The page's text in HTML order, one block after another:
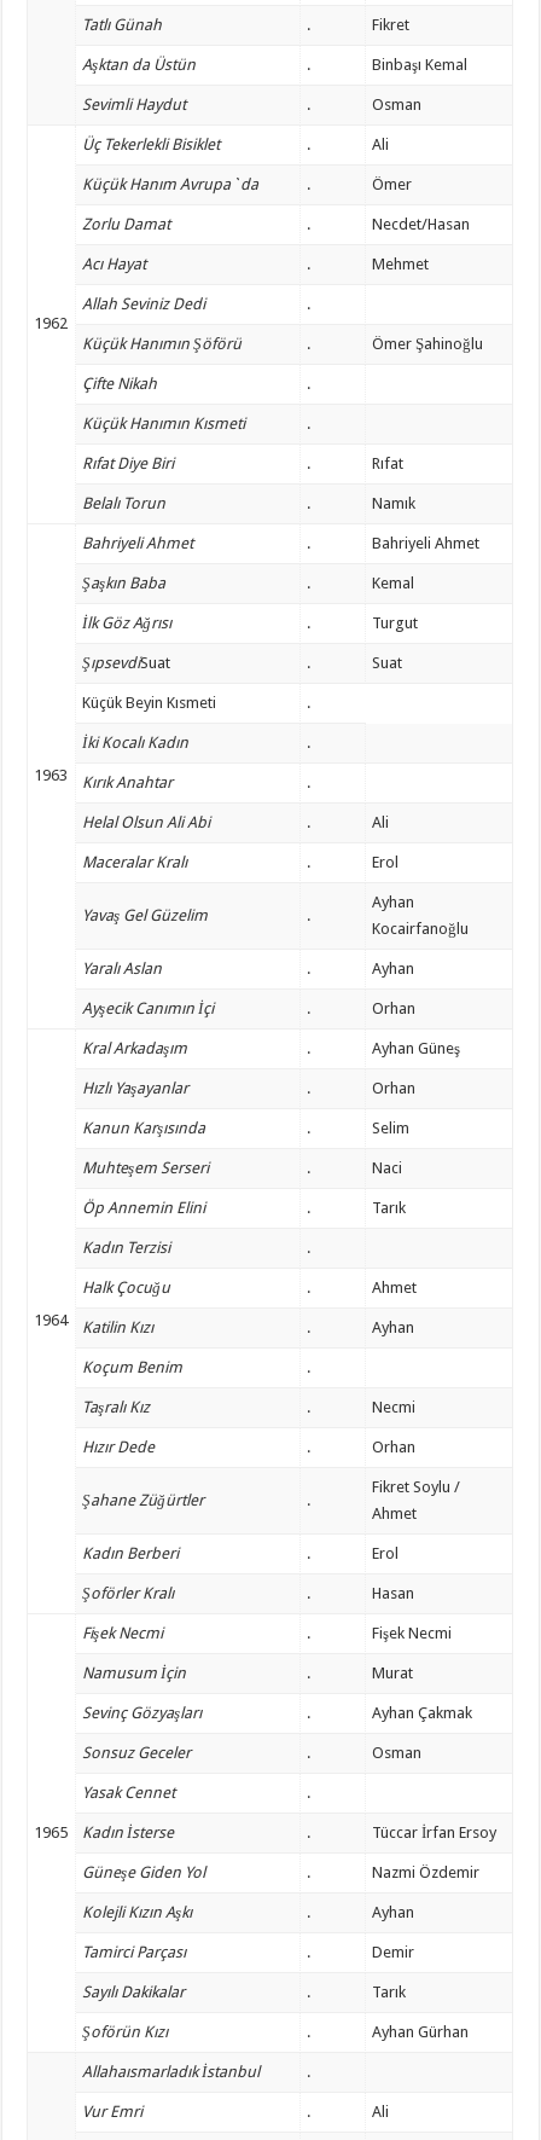
Tatlı Günah . Fikret
Aşktan da Üstün . Binbaşı Kemal
Sevimli Haydut . Osman
1962
Üç Tekerlekli Bisiklet . Ali
Küçük Hanım Avrupa`da . Ömer
Zorlu Damat . Necdet/Hasan
Acı Hayat . Mehmet
Allah Seviniz Dedi .
Küçük Hanımın Şöförü . Ömer Şahinoğlu
Çifte Nikah .
Küçük Hanımın Kısmeti .
Rıfat Diye Biri . Rıfat
Belalı Torun . Namık
1963
Bahriyeli Ahmet . Bahriyeli Ahmet
Şaşkın Baba . Kemal
İlk Göz Ağrısı . Turgut
ŞıpsevdiSuat . Suat
Küçük Beyin Kısmeti .
İki Kocalı Kadın .
Kırık Anahtar .
Helal Olsun Ali Abi . Ali
Maceralar Kralı . Erol
Yavaş Gel Güzelim .
Ayhan
Kocairfanoğlu
Yaralı Aslan . Ayhan
Ayşecik Canımın İçi . Orhan
1964
Kral Arkadaşım . Ayhan Güneş
Hızlı Yaşayanlar . Orhan
Kanun Karşısında . Selim
Muhteşem Serseri . Naci
Öp Annemin Elini . Tarık
Kadın Terzisi .
Halk Çocuğu . Ahmet
Katilin Kızı . Ayhan
Koçum Benim .
Taşralı Kız . Necmi
Hızır Dede . Orhan
Şahane Züğürtler .
Fikret Soylu /
Ahmet
Kadın Berberi . Erol
Şoförler Kralı . Hasan
1965
Fişek Necmi . Fişek Necmi
Namusum İçin . Murat
Sevinç Gözyaşları . Ayhan Çakmak
Sonsuz Geceler . Osman
Yasak Cennet .
Kadın İsterse . Tüccar İrfan Ersoy
Güneşe Giden Yol . Nazmi Özdemir
Kolejli Kızın Aşkı . Ayhan
Tamirci Parçası . Demir
Sayılı Dakikalar . Tarık
Şoförün Kızı . Ayhan Gürhan
Allahaısmarladık İstanbul .
Vur Emri . Ali